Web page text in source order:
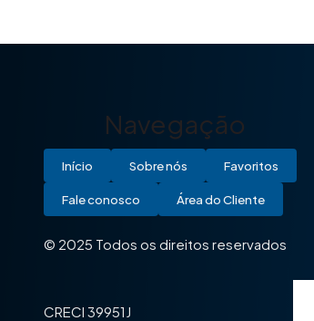
Navegação
Início Sobre nós Favoritos
Fale conosco Área do Cliente
© 2025 Todos os direitos reservados
CRECI 39951J